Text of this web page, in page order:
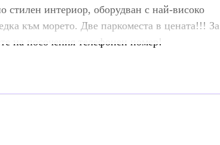
стилен интериор, оборудван с най-високо
към морето. Две паркоместа в цената!!! За
на посочения телeфонен номер!